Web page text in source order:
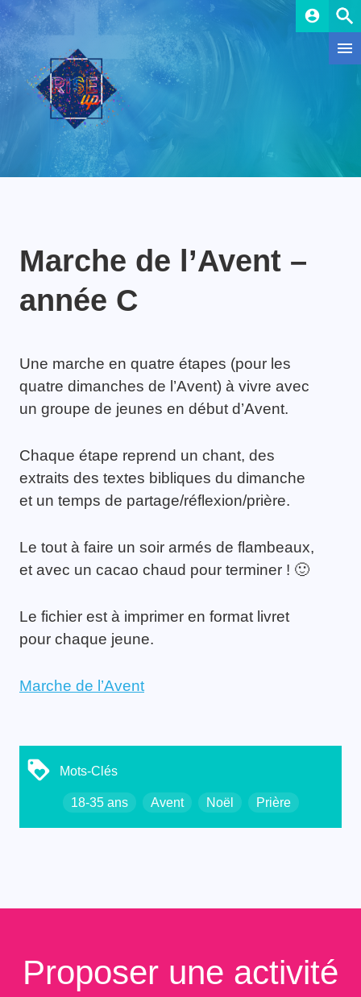
account_circle
Marche de l’Avent –
année C
Une marche en quatre étapes (pour les
quatre dimanches de l’Avent) à vivre avec
un groupe de jeunes en début d’Avent.
Chaque étape reprend un chant, des
extraits des textes bibliques du dimanche
et un temps de partage/réflexion/prière.
Le tout à faire un soir armés de flambeaux,
et avec un cacao chaud pour terminer ! 🙂
Le fichier est à imprimer en format livret
pour chaque jeune.
Marche de l’Avent
Mots-Clés
18-35 ans Avent Noël Prière
Proposer une activité